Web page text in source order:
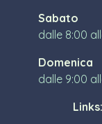
Sabato
dalle 8:00
Domenica
dalle 9:00
Links: